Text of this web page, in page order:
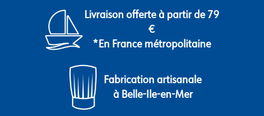
Livraison offerte à partir de 79
€
*En France métropolitaine
Fabrication artisanale
à Belle-Ile-en-Mer